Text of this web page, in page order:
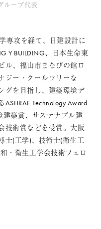
ループ代表
専攻を経て、日建設計に
Y BUILDING、日本生命東
ル、福山市まなびの館ロ
ジー・クールツリーな
グを目指し、建築環境デ
Technology Award
建築賞、サステナブル建
技術賞などを受賞。大阪
士(工学)、技術士(衛生工
・衛生工学会技術フェロ